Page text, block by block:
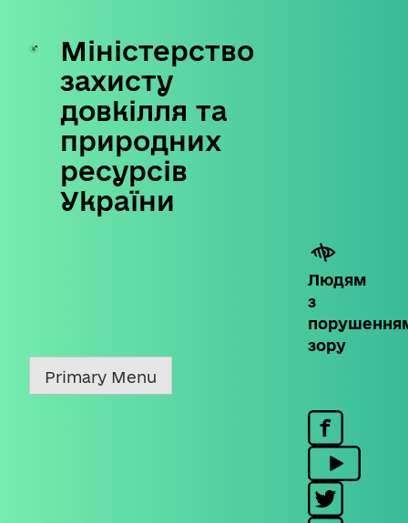
Skip
content
Міністерство
захисту
довкілля та
природних
ресурсів
України
Людям
з
зору
Primary Menu